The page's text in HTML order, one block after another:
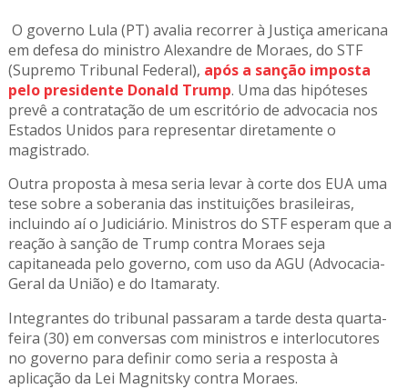
O governo Lula (PT) avalia recorrer à Justiça americana
em defesa do ministro Alexandre de Moraes, do STF
(Supremo Tribunal Federal), após a sanção imposta
pelo presidente Donald Trump. Uma das hipóteses
prevê a contratação de um escritório de advocacia nos
Estados Unidos para representar diretamente o
magistrado.
Outra proposta à mesa seria levar à corte dos EUA uma
tese sobre a soberania das instituições brasileiras,
incluindo aí o Judiciário. Ministros do STF esperam que a
reação à sanção de Trump contra Moraes seja
capitaneada pelo governo, com uso da AGU (Advocacia-
Geral da União) e do Itamaraty.
Integrantes do tribunal passaram a tarde desta quarta-
feira (30) em conversas com ministros e interlocutores
no governo para definir como seria a resposta à
aplicação da Lei Magnitsky contra Moraes.